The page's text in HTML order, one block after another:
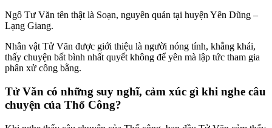
Ngô Tư Văn tên thật là Soạn, nguyên quán tại huyện Yên Dũng –
Lạng Giang.
Nhân vật Tử Văn được giới thiệu là người nóng tính, khẳng khái,
thấy chuyện bất bình nhất quyết không để yên mà lập tức tham gia
phân xử công bằng.
Tử Văn có những suy nghĩ, cảm xúc gì khi nghe câu
chuyện của Thổ Công?